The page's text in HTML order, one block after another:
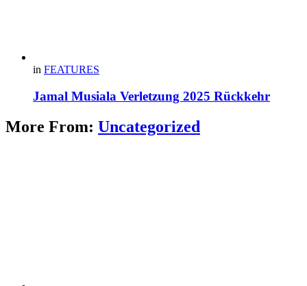
in FEATURES
Jamal Musiala Verletzung 2025 Rückkehr
More From: Uncategorized